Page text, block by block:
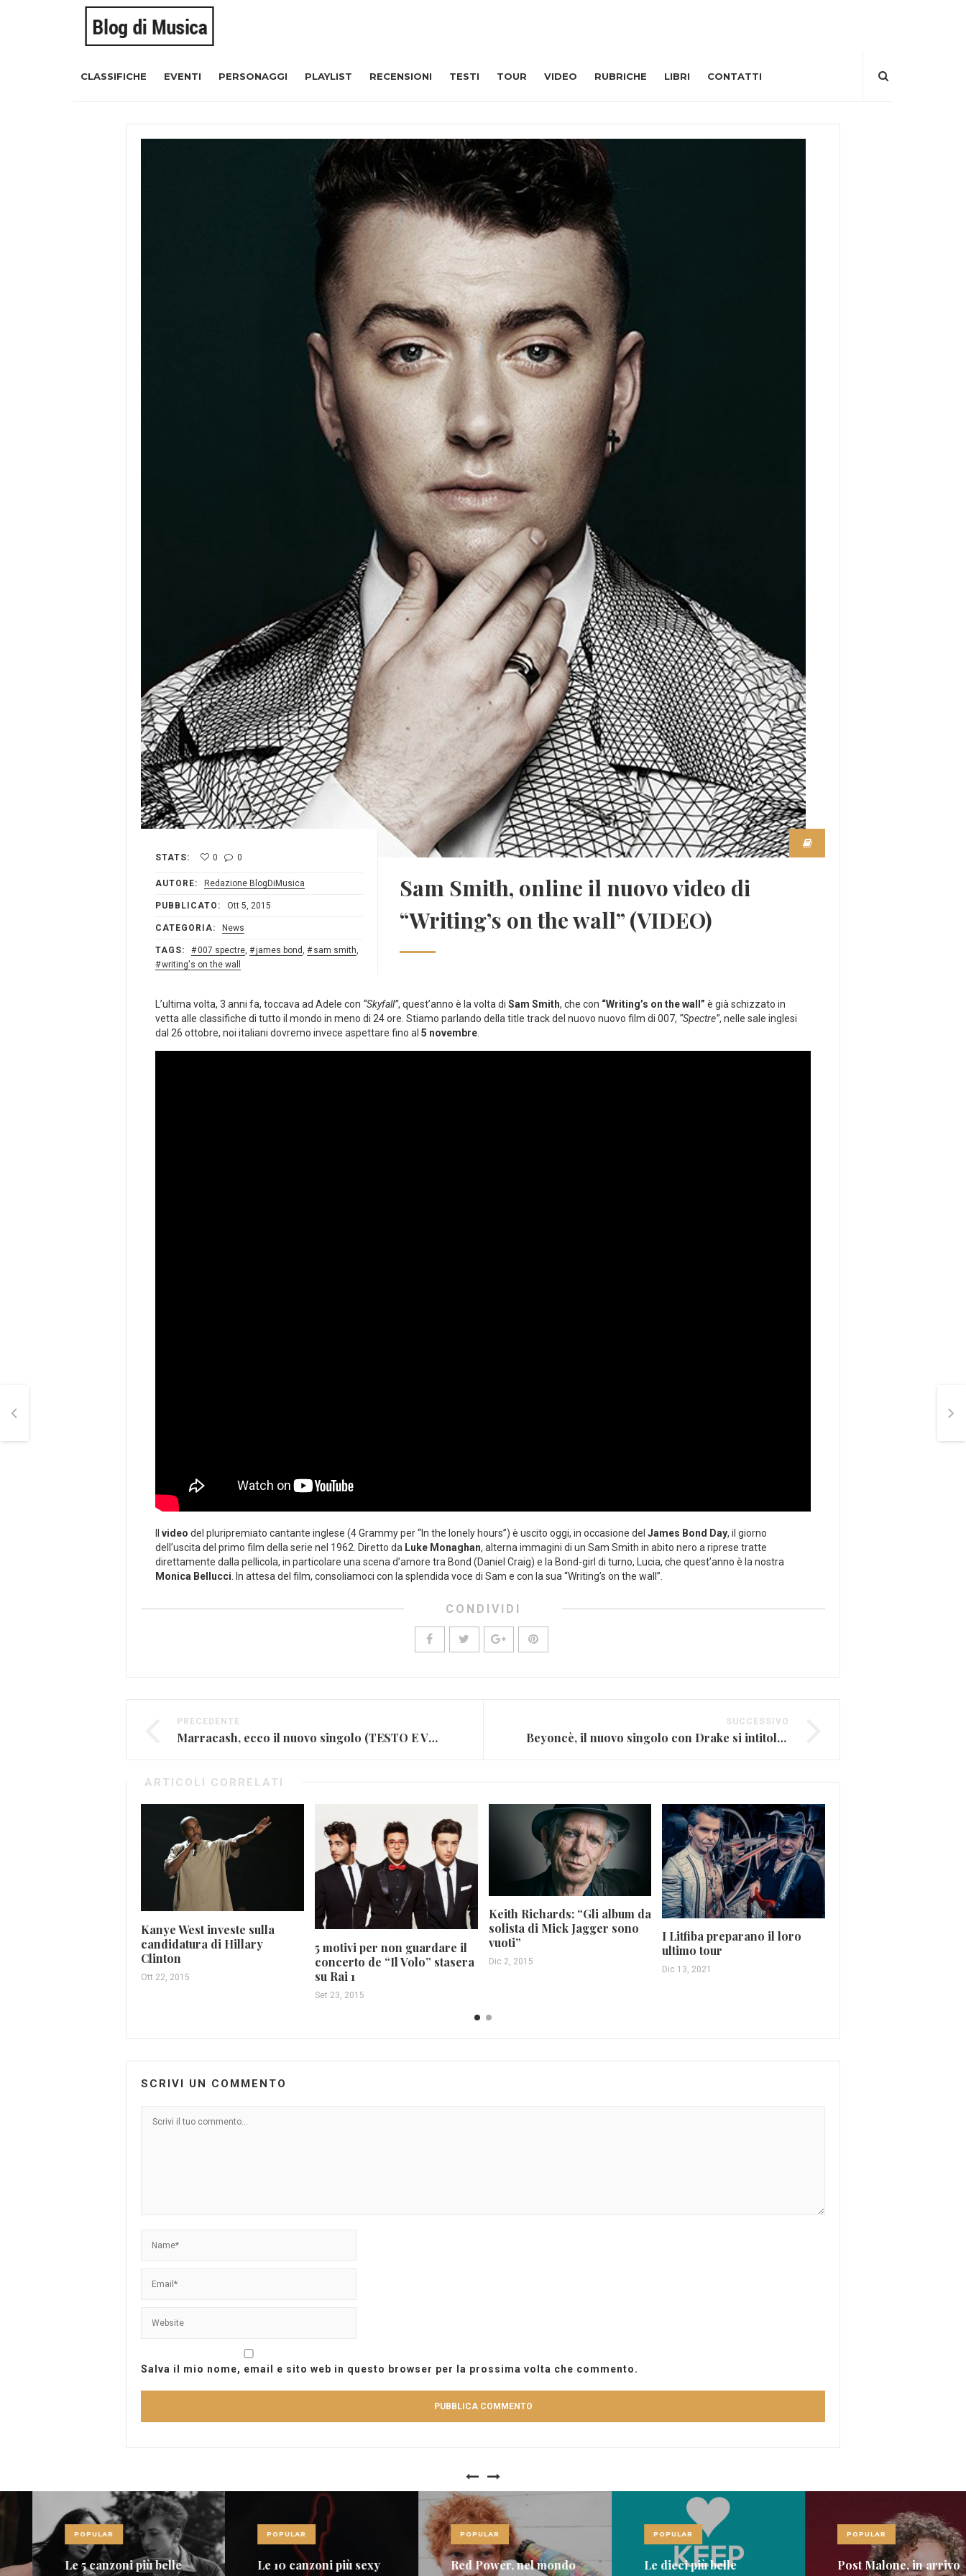
CLASSIFICHE EVENTI PERSONAGGI PLAYLIST RECENSIONI TESTI TOUR VIDEO RUBRICHE LIBRI CONTATTI
STATS: 0 0
AUTORE: Redazione BlogDiMusica
PUBBLICATO: Ott 5, 2015
CATEGORIA: News
TAGS: 007 spectre, james bond, sam smith,
writing's on the wall
Sam Smith, online il nuovo video di
“Writing’s on the wall” (VIDEO)
L’ultima volta, 3 anni fa, toccava ad Adele con “Skyfall”, quest’anno è la volta di Sam Smith, che con “Writing’s on the wall” è già schizzato in
vetta alle classifiche di tutto il mondo in meno di 24 ore. Stiamo parlando della title track del nuovo nuovo film di 007, “Spectre”, nelle sale inglesi
dal 26 ottobre, noi italiani dovremo invece aspettare fino al 5 novembre.
video del pluripremiato cantante inglese (4 Grammy per “In the lonely hours”) è uscito oggi, in occasione del James Bond Day, il giorno
dell’uscita del primo film della serie nel 1962. Diretto da Luke Monaghan, alterna immagini di un Sam Smith in abito nero a riprese tratte
direttamente dalla pellicola, in particolare una scena d’amore tra Bond (Daniel Craig) e la Bond-girl di turno, Lucia, che quest’anno è la nostra
Monica Bellucci. In attesa del film, consoliamoci con la splendida voce di Sam e con la sua “Writing’s on the wall”.
CONDIVIDI
PRECEDENTE
Marracash, ecco il nuovo singolo (TESTO E VIDEO)
SUCCESSIVO
Beyoncè, il nuovo singolo con Drake si intitola “Can I” (VIDEO)
ARTICOLI CORRELATI
Kanye West investe sulla
candidatura di Hillary
Clinton
Ott 22, 2015
5 motivi per non guardare il
concerto de “Il Volo” stasera
su Rai 1
Set 23, 2015
Keith Richards: “Gli album da
solista di Mick Jagger sono
vuoti”
Dic 2, 2015
I Litfiba preparano il loro
ultimo tour
Dic 13, 2021
SCRIVI UN COMMENTO
Salva il mio nome, email e sito web in questo browser per la prossima volta che commento.
POPULAR
Le 5 canzoni più belle
POPULAR
Le 10 canzoni più sexy
POPULAR
Red Power, nel mondo
POPULAR
Le dieci più belle
POPULAR
Post Malone, in arrivo